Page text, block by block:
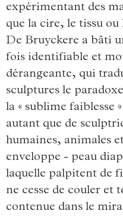
expérimentant des
que la cire, le tissu
De Bruyckere a bâti
fois identifiable et
dérangeante, qui
sculptures le
la « sublime faiblesse
autant que de
humaines, animales
enveloppe - peau
laquelle palpitent de
ne cesse de couler et
contenue dans le